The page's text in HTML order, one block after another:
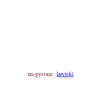
по-русски latviski